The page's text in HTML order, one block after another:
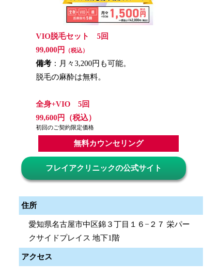
VIO脱毛セット 5回
99,000円
（税込）
備考 ：月々3,200円も可能。
脱毛の麻酔は無料。
全身+VIO 5回
99,600円（税込）
初回のご契約限定価格
無料カウンセリング
フレイアクリニックの公式サイト
住所
愛知県名古屋市中区錦３丁目１６−２７ 栄パー
クサイドプレイス 地下1階
アクセス